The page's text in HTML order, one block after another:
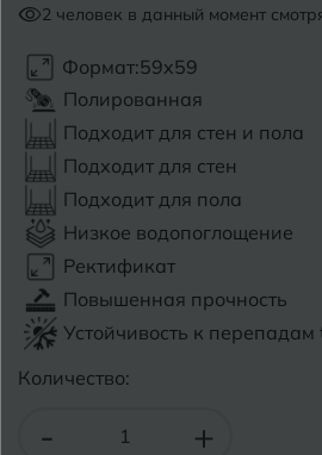
2 человек в данный момент
Формат:59x59
Полированная
Подходит для стен и пола
Подходит для стен
Подходит для пола
Низкое водопоглощение
Ректификат
Повышенная прочность
Устойчивость к перепадам
Количество:
- +
Белгород
Белореченск
Боровичи
Брянск
Бугульма
Бугуруслан
В Великий Новгород
Волгоград